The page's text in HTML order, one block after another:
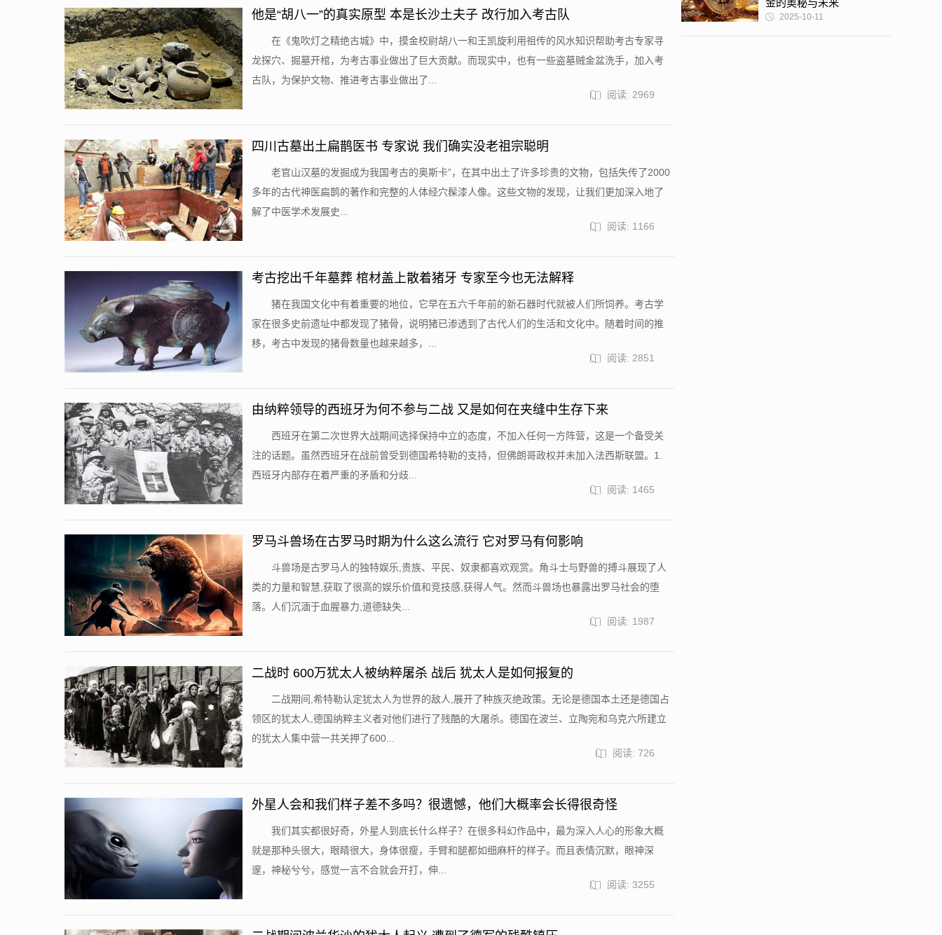
他是“胡八一”的真实原型 本是长沙土夫子 改行加入考古队
在《鬼吹灯之精绝古城》中，摸金校尉胡八一和王凯旋利用祖传的风水知识帮助考古专家寻
龙探穴、掘墓开棺，为考古事业做出了巨大贡献。而现实中，也有一些盗墓贼金盆洗手，加入考
古队，为保护文物、推进考古事业做出了...
阅读: 2969
四川古墓出土扁鹊医书 专家说 我们确实没老祖宗聪明
老官山汉墓的发掘成为我国考古的奥斯卡”，在其中出土了许多珍贵的文物，包括失传了2000
多年的古代神医扁鹊的著作和完整的人体经穴髹漆人像。这些文物的发现，让我们更加深入地了
解了中医学术发展史...
阅读: 1166
考古挖出千年墓葬 棺材盖上散着猪牙 专家至今也无法解释
猪在我国文化中有着重要的地位，它早在五六千年前的新石器时代就被人们所饲养。考古学
家在很多史前遗址中都发现了猪骨，说明猪已渗透到了古代人们的生活和文化中。随着时间的推
移，考古中发现的猪骨数量也越来越多，...
阅读: 2851
由纳粹领导的西班牙为何不参与二战 又是如何在夹缝中生存下来
西班牙在第二次世界大战期间选择保持中立的态度，不加入任何一方阵营，这是一个备受关
注的话题。虽然西班牙在战前曾受到德国希特勒的支持，但佛朗哥政权并未加入法西斯联盟。1.
西班牙内部存在着严重的矛盾和分歧...
阅读: 1465
罗马斗兽场在古罗马时期为什么这么流行 它对罗马有何影响
斗兽场是古罗马人的独特娱乐,贵族、平民、奴隶都喜欢观赏。角斗士与野兽的搏斗展现了人
类的力量和智慧,获取了很高的娱乐价值和竞技感,获得人气。然而斗兽场也暴露出罗马社会的堕
落。人们沉湎于血腥暴力,道德缺失...
阅读: 1987
二战时 600万犹太人被纳粹屠杀 战后 犹太人是如何报复的
二战期间,希特勒认定犹太人为世界的敌人,展开了种族灭绝政策。无论是德国本土还是德国占
领区的犹太人,德国纳粹主义者对他们进行了残酷的大屠杀。德国在波兰、立陶宛和乌克六所建立
的犹太人集中营一共关押了600...
阅读: 726
外星人会和我们样子差不多吗？很遗憾，他们大概率会长得很奇怪
我们其实都很好奇，外星人到底长什么样子？在很多科幻作品中，最为深入人心的形象大概
就是那种头很大，眼睛很大，身体很瘦，手臂和腿都如细麻杆的样子。而且表情沉默，眼神深
邃，神秘兮兮，感觉一言不合就会开打，伸...
阅读: 3255
金的奥秘与未来
2025-10-11